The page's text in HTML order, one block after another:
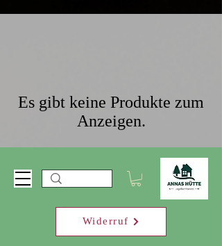
Es gibt keine Produkte zum
Anzeigen.
Widerruf